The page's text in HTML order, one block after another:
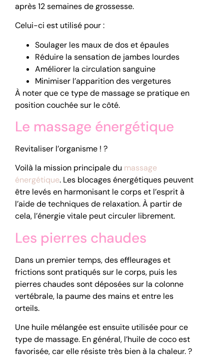
après 12 semaines de grossesse.
Celui-ci est utilisé pour :
Soulager les maux de dos et épaules
Réduire la sensation de jambes lourdes
Améliorer la circulation sanguine
Minimiser l’apparition des vergetures
À noter que ce type de massage se pratique en
position couchée sur le côté.
Le massage énergétique
Revitaliser l’organisme ! ?
Voilà la mission principale du massage
énergétique. Les blocages énergétiques peuvent
être levés en harmonisant le corps et l’esprit à
l’aide de techniques de relaxation. À partir de
cela, l’énergie vitale peut circuler librement.
Les pierres chaudes
Dans un premier temps, des effleurages et
frictions sont pratiqués sur le corps, puis les
pierres chaudes sont déposées sur la colonne
vertébrale, la paume des mains et entre les
orteils.
Une huile mélangée est ensuite utilisée pour ce
type de massage. En général, l’huile de coco est
favorisée, car elle résiste très bien à la chaleur. ?